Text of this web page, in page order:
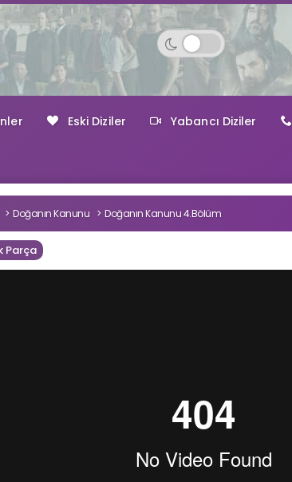
Eski Diziler Yabancı Diziler
Doğanın Kanunu Doğanın Kanunu 4.Bölüm
Parça